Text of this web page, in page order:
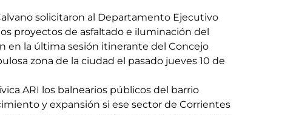
solicitaron al Departamento Ejecutivo
proyectos de asfaltado e iluminación del
en la última sesión itinerante del Concejo
zona de la ciudad el pasado jueves 10 de
ARI los balnearios públicos del barrio
y expansión si ese sector de Corrientes